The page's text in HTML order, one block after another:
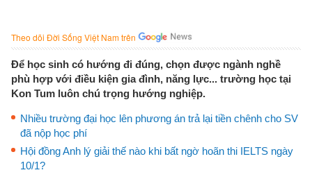
Theo dõi Đời Sống Việt Nam trên
Để học sinh có hướng đi đúng, chọn được ngành nghề
phù hợp với điều kiện gia đình, năng lực... trường học tại
Kon Tum luôn chú trọng hướng nghiệp.
Nhiều trường đại học lên phương án trả lại tiền chênh cho SV
đã nộp học phí
Hội đồng Anh lý giải thế nào khi bất ngờ hoãn thi IELTS ngày
10/1?